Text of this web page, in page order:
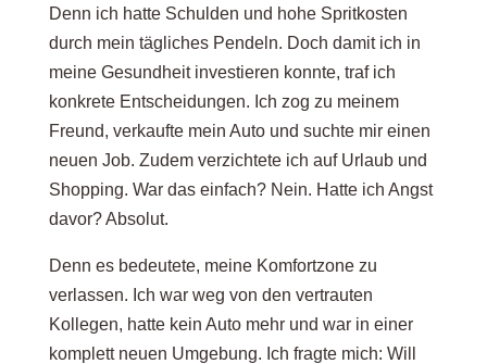
Denn ich hatte Schulden und hohe Spritkosten
durch mein tägliches Pendeln. Doch damit ich in
meine Gesundheit investieren konnte, traf ich
konkrete Entscheidungen. Ich zog zu meinem
Freund, verkaufte mein Auto und suchte mir einen
neuen Job. Zudem verzichtete ich auf Urlaub und
Shopping. War das einfach? Nein. Hatte ich Angst
davor? Absolut.
Denn es bedeutete, meine Komfortzone zu
verlassen. Ich war weg von den vertrauten
Kollegen, hatte kein Auto mehr und war in einer
komplett neuen Umgebung. Ich fragte mich: Will